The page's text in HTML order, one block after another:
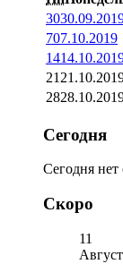
30
707.10.2019
14
21
28
Сегодня
Сегодня
Скоро
11